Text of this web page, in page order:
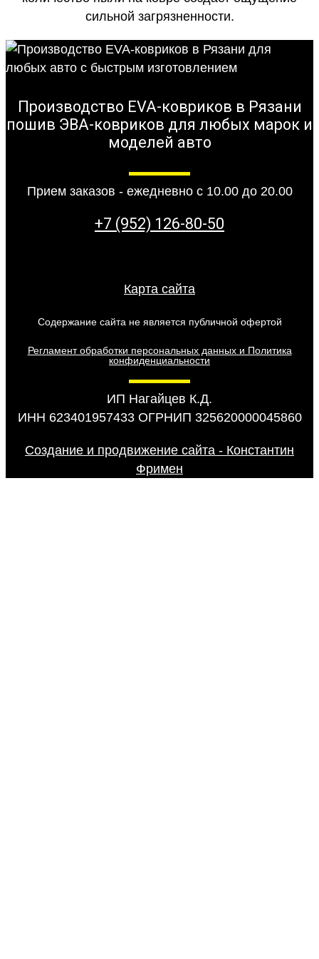
сильной загрязненности.
Производство EVA-ковриков в Рязани
пошив ЭВА-ковриков для любых марок и
моделей авто
Прием заказов - ежедневно с 10.00 до 20.00
+7 (952) 126-80-50
Карта сайта
Содержание сайта не является публичной офертой
Регламент обработки персональных данных и Политика
конфиденциальности
ИП Нагайцев К.Д.
ИНН 623401957433 ОГРНИП 325620000045860
Создание и продвижение сайта - Константин
Фримен